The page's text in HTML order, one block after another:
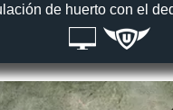
de huerto con el